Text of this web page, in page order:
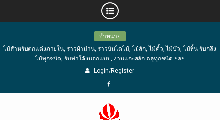
content
จำหน่าย
ไม้สำหรับตกแต่งภายใน, ราวผ้าม่าน, ราวบันไดไม้, ไม้สัก, ไม้คิ้ว, ไม้บัว, ไม้พื้น รับกลึง
ไม้ทุกชนิด, รับทำโค้งนอกแบบ, งานแกะสลัก-ฉลุทุกชนิด ฯลฯ
Login/Register
Facebook